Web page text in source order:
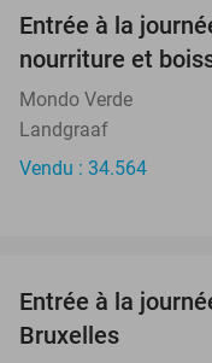
Entrée à la
nourriture et
Mondo Verde
Landgraaf
Vendu : 34.564
Entrée à la
Bruxelles